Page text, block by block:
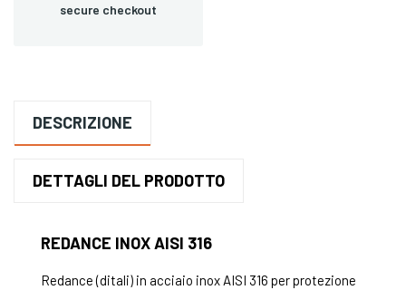
secure checkout
DESCRIZIONE
DETTAGLI DEL PRODOTTO
REDANCE INOX AISI 316
Redance (ditali) in acciaio inox AISI 316 per protezione